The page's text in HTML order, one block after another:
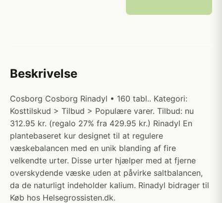
Beskrivelse
Cosborg Cosborg Rinadyl • 160 tabl.. Kategori:
Kosttilskud > Tilbud > Populære varer. Tilbud: nu
312.95 kr. (regalo 27% fra 429.95 kr.) Rinadyl En
plantebaseret kur designet til at regulere
væskebalancen med en unik blanding af fire
velkendte urter. Disse urter hjælper med at fjerne
overskydende væske uden at påvirke saltbalancen,
da de naturligt indeholder kalium. Rinadyl bidrager til
Køb hos Helsegrossisten.dk.